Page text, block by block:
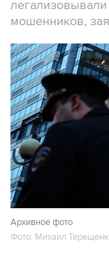
Архивное фото
Фото: Михаил
Москва. 7